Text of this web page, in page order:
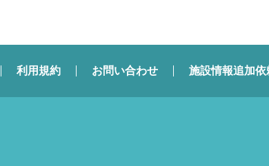
利用規約 お問い合わせ 施設情報追加依